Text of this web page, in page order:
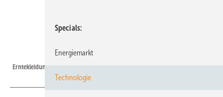
Erntekleidung von Tabakarbeitern in der DDR.
Specials
Energiemarkt
Technologie